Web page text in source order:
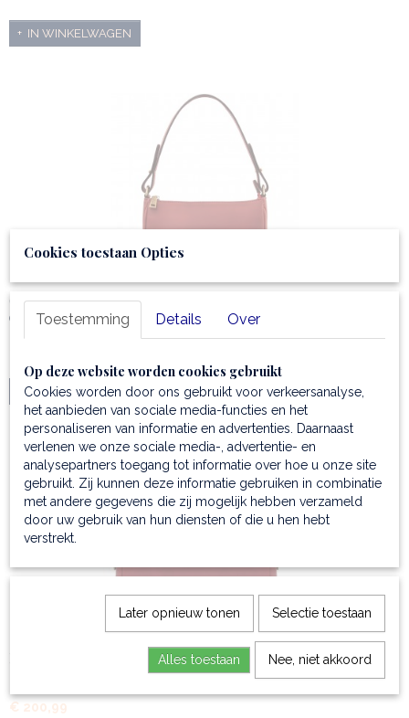
IN WINKELWAGEN
Clutch van mat volnerf leer - Parfait
Clutch van leer Parfait - Compacte en veelzijdige italiaanse…
IN WINKELWAGEN
Nieuw
Duffel handtas van mat volnerf leer - Barrique
Duffel damestas van mat italiaans leer Barrique - compacte…
€ 200,99
Cookies toestaan Opties
Toestemming Details Over
Op deze website worden cookies gebruikt
Cookies worden door ons gebruikt voor verkeersanalyse,
het aanbieden van sociale media-functies en het
personaliseren van informatie en advertenties. Daarnaast
verlenen we onze sociale media-, advertentie- en
analysepartners toegang tot informatie over hoe u onze site
gebruikt. Zij kunnen deze informatie gebruiken in combinatie
met andere gegevens die zij mogelijk hebben verzameld
door uw gebruik van hun diensten of die u hen hebt
verstrekt.
Later opnieuw tonen Selectie toestaan
Alles toestaan Nee, niet akkoord